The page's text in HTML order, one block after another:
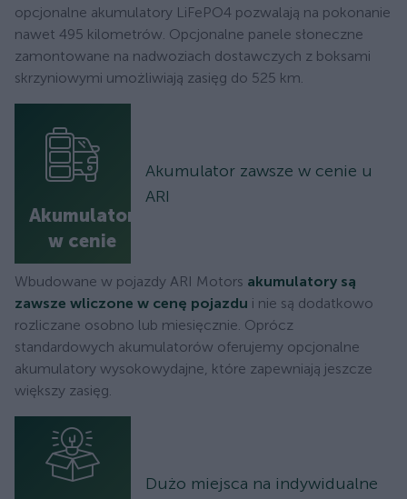
opcjonalne akumulatory LiFePO4 pozwalają na pokonanie
nawet 495 kilometrów. Opcjonalne panele słoneczne
zamontowane na nadwoziach dostawczych z boksami
skrzyniowymi umożliwiają zasięg do 525 km.
Akumulator
w cenie
Akumulator zawsze w cenie u
ARI
Wbudowane w pojazdy ARI Motors akumulatory są
zawsze wliczone w cenę pojazdu i nie są dodatkowo
rozliczane osobno lub miesięcznie. Oprócz
standardowych akumulatorów oferujemy opcjonalne
akumulatory wysokowydajne, które zapewniają jeszcze
większy zasięg.
Dużo miejsca na indywidualne